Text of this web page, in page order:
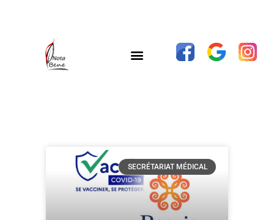
SECRÉTARIAT MÉDICAL